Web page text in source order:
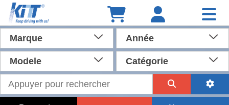
Marque Année
Modele Catégorie